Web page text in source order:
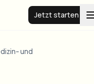
Jetzt starten
und